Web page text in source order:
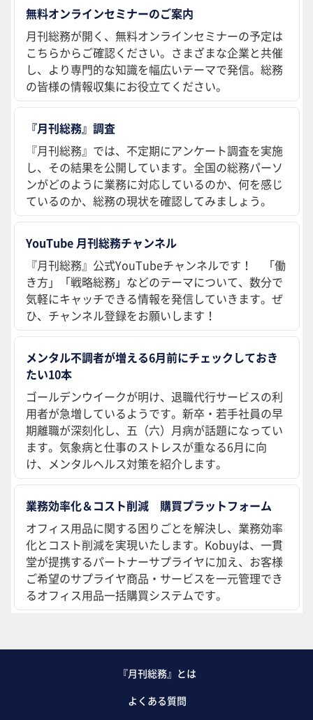
無料オンラインセミナーのご案内
月刊総務が開く、無料オンラインセミナーの予定は
こちらからご確認ください。さまざまな企業と共催
し、より専門的な知識を幅広いテーマで発信。総務
の皆様の情報収集にお役立てください。
『月刊総務』調査
『月刊総務』では、不定期にアンケート調査を実施
し、その結果を公開しています。全国の総務パーソ
ンがどのように業務に対応しているのか、何を感じ
ているのか、総務の現状を確認してみましょう。
YouTube 月刊総務チャンネル
『月刊総務』公式YouTubeチャンネルです！ 「働
き方」「戦略総務」などのテーマについて、数分で
気軽にキャッチできる情報を発信していきます。ぜ
ひ、チャンネル登録をお願いします！
メンタル不調者が増える6月前にチェックしておき
たい10本
ゴールデンウイークが明け、退職代行サービスの利
用者が急増しているようです。新卒・若手社員の早
期離職が深刻化し、五（六）月病が話題になってい
ます。気象病と仕事のストレスが重なる6月に向
け、メンタルヘルス対策を紹介します。
業務効率化＆コスト削減 購買プラットフォーム
オフィス用品に関する困りごとを解決し、業務効率
化とコスト削減を実現いたします。Kobuyは、一貫
堂が提携するパートナーサプライヤに加え、お客様
ご希望のサプライヤ商品・サービスを一元管理でき
るオフィス用品一括購買システムです。
『月刊総務』とは
よくある質問